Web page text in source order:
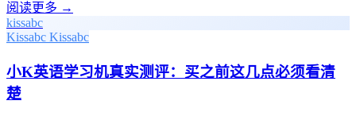
阅读更多 →
kissabc
Kissabc Kissabc
小K英语学习机真实测评：买之前这几点必须看清
楚